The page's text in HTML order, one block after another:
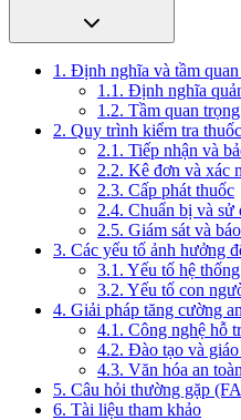
1. Định nghĩa và tầm
1.1. Định nghĩa
1.2. Tầm quan
2. Quy trình kiểm tra
2.1. Tiếp nhận và
2.2. Kê đơn và xác
2.3. Cấp phát thuốc
2.4. Chuẩn bị và sử
2.5. Giám sát và
3. Các yếu tố ảnh hưởng
3.1. Yếu tố hệ thống
3.2. Yếu tố con
4. Giải pháp tăng cường
4.1. Công nghệ hỗ
4.2. Đào tạo và
4.3. Văn hóa an
5. Câu hỏi thường gặp
6. Tài liệu tham khảo